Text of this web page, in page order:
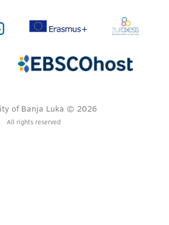
of Banja Luka © 2026
All rights reserved